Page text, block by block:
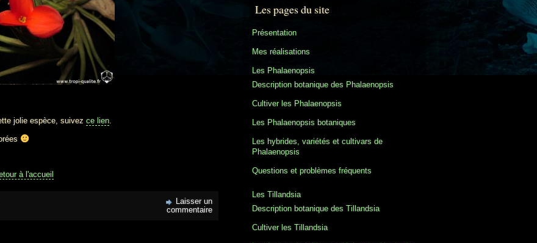
jolie espèce, suivez ce lien.
à l'accueil
Laisser un
commentaire
Les pages du site
Présentation
Mes réalisations
Les Phalaenopsis
Description botanique des Phalaenopsis
Cultiver les Phalaenopsis
Les Phalaenopsis botaniques
Les hybrides, variétés et cultivars de
Phalaenopsis
Questions et problèmes fréquents
Les Tillandsia
Description botanique des Tillandsia
Cultiver les Tillandsia